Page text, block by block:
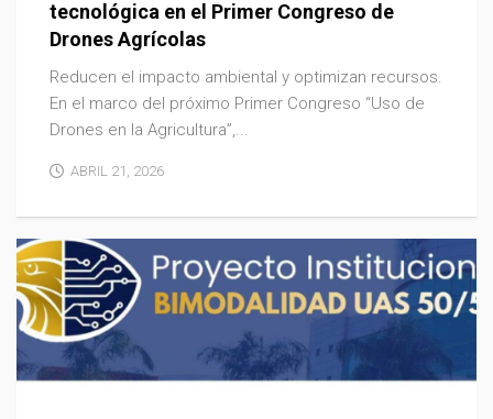
tecnológica en el Primer Congreso de
Drones Agrícolas
Reducen el impacto ambiental y optimizan recursos.
En el marco del próximo Primer Congreso “Uso de
Drones en la Agricultura”,...
ABRIL 21, 2026